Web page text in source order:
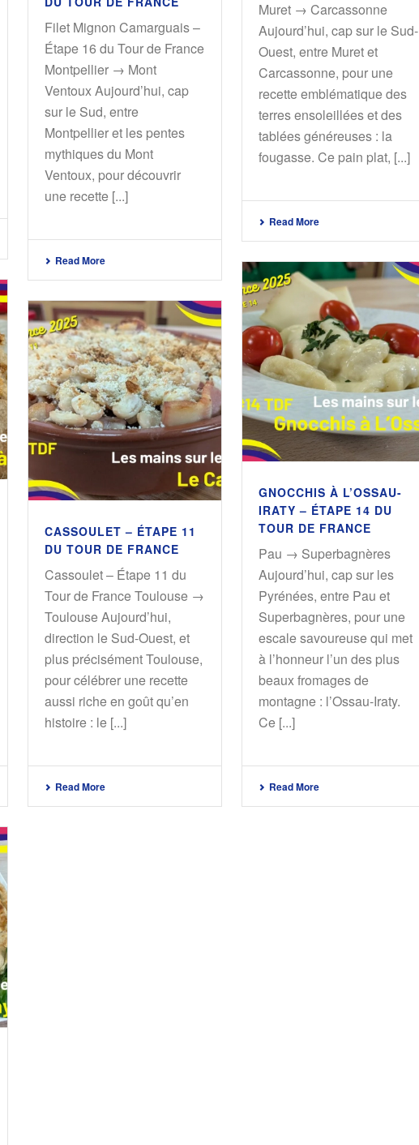
Filet Mignon Camarguais –
Étape 16 du Tour de France
Montpellier → Mont
Ventoux Aujourd’hui, cap
sur le Sud, entre
Montpellier et les pentes
mythiques du Mont
Ventoux, pour découvrir
une recette [...]
Read More
Muret → Carcassonne
Aujourd’hui, cap sur le Sud-
Ouest, entre Muret et
Carcassonne, pour une
recette emblématique des
terres ensoleillées et des
tablées généreuses : la
fougasse. Ce pain plat, [...]
Read More
GNOCCHIS À L’OSSAU-
IRATY – ÉTAPE 14 DU
TOUR DE FRANCE
Pau → Superbagnères
Aujourd’hui, cap sur les
Pyrénées, entre Pau et
Superbagnères, pour une
escale savoureuse qui met
à l’honneur l’un des plus
beaux fromages de
montagne : l’Ossau-Iraty.
Ce [...]
Read More
CASSOULET – ÉTAPE 11
DU TOUR DE FRANCE
Cassoulet – Étape 11 du
Tour de France Toulouse →
Toulouse Aujourd’hui,
direction le Sud-Ouest, et
plus précisément Toulouse,
pour célébrer une recette
aussi riche en goût qu’en
histoire : le [...]
Read More